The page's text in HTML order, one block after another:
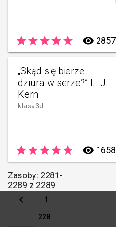
starstarstarstarstar remove_red_eye 2857
„Skąd się bierze
dziura w serze?” L. J.
Kern
klasa3d
starstarstarstarstar remove_red_eye 1658
Zasoby: 2281-
2289 z 2289
keyboard_arrow_left 1
228